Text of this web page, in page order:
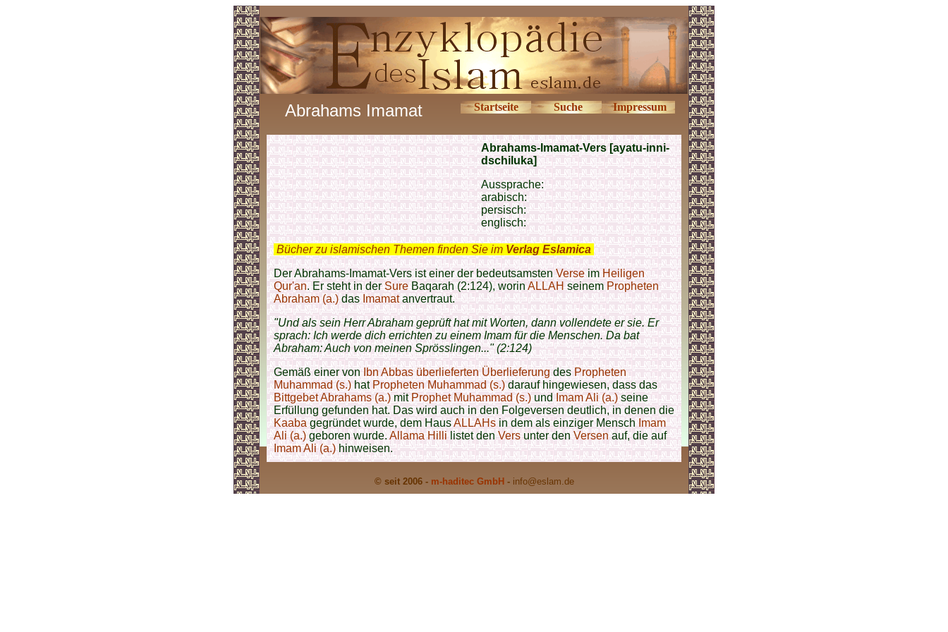
Abrahams Imamat Startseite Suche Impressum
Abrahams-Imamat-Vers [ayatu-inni-
dschiluka]
Aussprache:
arabisch:
persisch:
englisch:
Bücher zu islamischen Themen finden Sie im Verlag Eslamica
Der Abrahams-Imamat-Vers ist einer der bedeutsamstenVerseimHeiligen
Qur'an. Er steht in derSureBaqarah (2:124), worinALLAHseinemPropheten
Abraham (a.)dasImamatanvertraut.
"Und als sein Herr Abraham geprüft hat mit Worten, dann vollendete er sie. Er
sprach: Ich werde dich errichten zu einem Imam für die Menschen. Da bat
Abraham: Auch von meinen Sprösslingen..." (2:124)
Gemäß einer vonIbn Abbas überlieferten ÜberlieferungdesPropheten
Muhammad (s.)hatPropheten Muhammad (s.)darauf hingewiesen, dass das
BittgebetAbrahams (a.)mitProphet Muhammad (s.)undImam Ali (a.)seine
Erfüllung gefunden hat. Das wird auch in den Folgeversen deutlich, in denen die
Kaabagegründet wurde, dem HausALLAHsin dem als einziger MenschImam
Ali (a.)geboren wurde.Allama Hillilistet denVersunter denVersenauf, die auf
Imam Ali (a.)hinweisen.
© seit 2006 - m-haditec GmbH - info@eslam.de